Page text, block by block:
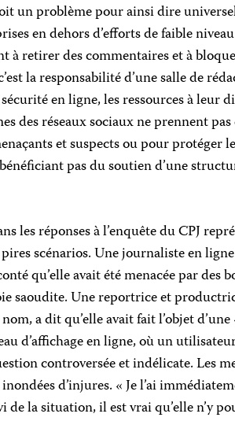
un problème pour ainsi dire
en dehors d’efforts de faible
à retirer des commentaires et à
la responsabilité d’une salle de
en ligne, les ressources à leur
des réseaux sociaux ne prennent
et suspects ou pour protéger
pas du soutien d’une
les réponses à l’enquête du CPJ
scénarios. Une journaliste en
qu’elle avait été menacée par des
saoudite. Une reportrice et
a dit qu’elle avait fait l’objet
d’affichage en ligne, où un
controversée et indélicate. Les
d’injures. « Je l’ai
la situation, il est vrai qu’elle n’y